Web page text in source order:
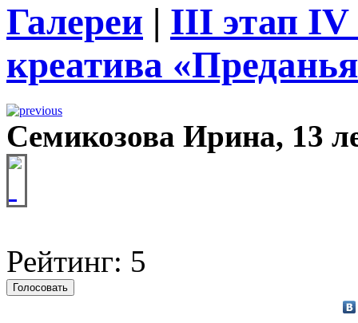
Галереи | III этап IV
креатива
Семикозова Ирина, 13
Рейтинг: 5